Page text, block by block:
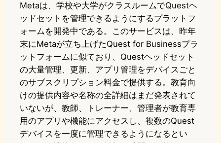
Metaは、学校や大学がクラスルームでQuestヘ
ッドセットを管理できるようにするプラットフ
ォームを開発中である。このサービスは、昨年
末にMetaが立ち上げたQuest for Businessプラ
ットフォームに似ており、Questヘッドセット
の大量管理、更新、アプリ管理をデバイスごと
のサブスクリプション料金で提供する。教育向
けの提供内容や名称の全詳細はまだ発表されて
いないが、教師、トレーナー、管理者が教育専
用のアプリや機能にアクセスし、複数のQuest
デバイスを一度に管理できるようになるとい